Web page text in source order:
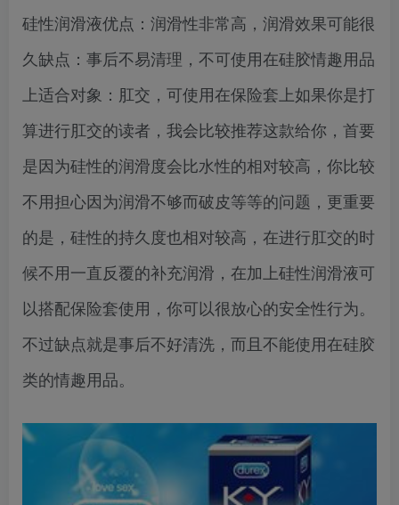
硅性润滑液优点：润滑性非常高，润滑效果可能很
久缺点：事后不易清理，不可使用在硅胶情趣用品
上适合对象：肛交，可使用在保险套上如果你是打
算进行肛交的读者，我会比较推荐这款给你，首要
是因为硅性的润滑度会比水性的相对较高，你比较
不用担心因为润滑不够而破皮等等的问题，更重要
的是，硅性的持久度也相对较高，在进行肛交的时
候不用一直反覆的补充润滑，在加上硅性润滑液可
以搭配保险套使用，你可以很放心的安全性行为。
不过缺点就是事后不好清洗，而且不能使用在硅胶
类的情趣用品。